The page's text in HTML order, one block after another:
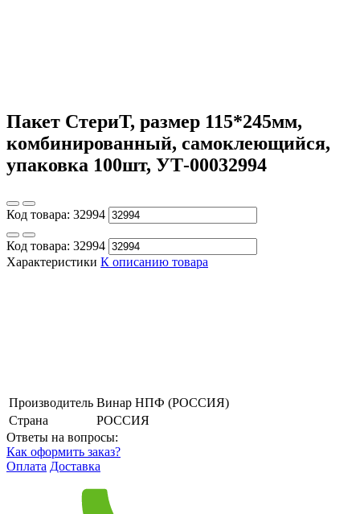
Пакет СтериТ, размер 115*245мм,
комбинированный, самоклеющийся,
упаковка 100шт, УТ-00032994
Код товара: 32994
Код товара: 32994
Характеристики К описанию товара
Производитель Винар НПФ (РОССИЯ)
Страна
РОССИЯ
Ответы на вопросы:
Как оформить заказ?
Оплата Доставка